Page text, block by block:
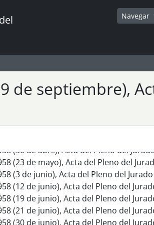
Navegar
de septiembre),
(27 de noviembre), Acta del Pleno
(27 de diciembre), Acta del Pleno del
(30 de diciembre), Acta del Pleno del
(28 de febrero), Acta del Pleno del
(18 de marzo), Acta del Pleno del
(31 de marzo), Acta del Pleno del
(2 de abril), Acta del Pleno del Jurado
(24 de abril), Acta del Pleno del
(30 de abril), Acta del Pleno del
(23 de mayo), Acta del Pleno del
(3 de junio), Acta del Pleno del
(12 de junio), Acta del Pleno del
(19 de junio), Acta del Pleno del
(21 de junio), Acta del Pleno del
(30 de junio), Acta del Pleno del